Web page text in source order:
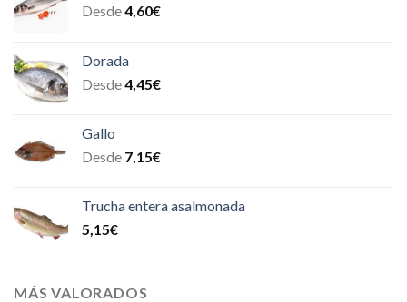
Desde4,60€
Dorada
Desde4,45€
Gallo
Desde 7,15€
Trucha entera asalmonada
5,15€
MÁS VALORADOS